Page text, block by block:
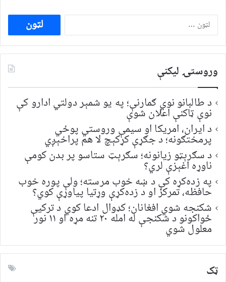
ددی
لپاره
لټون:
وروستۍ ليکنې
د طالبانو نوي ګمارنې؛ په یو شمېر دولتي ادارو کې
نوې ټاکنې اعلان شوې
د ایران، امریکا او سیمې وروستي پوځي
پرمختګونه؛ د جګړې کړکېچ لا هم پراخېږي
د سګرېټو زیانونه؛ سګرېټ ستاسو پر بدن کومې
ناوړه اغېزې لري؟
په زده‌کړه کې د ښه خوب مرسته؛ ولې پوره خوب
حافظه، تمرکز او د زده‌کړې وړتیا پیاوړې کوي؟
شکنجه شوي افغانان؛ کډوال ادعا کوي د ترکیې
ځواکونو د شکنجې له امله ۲۰ تنه مړه او ۱۱ نور
معلول شوي
ټک